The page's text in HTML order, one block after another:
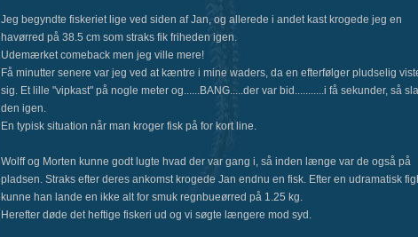
Jeg begyndte fiskeriet lige ved siden af Jan, og allerede i andet kast krogede jeg en
havørred på 38.5 cm som straks fik friheden igen.
Udemærket comeback men jeg ville mere!
Få minutter senere var jeg ved at kæntre i mine waders, da en efterfølger pludselig
sig. Et lille "vipkast" på nogle meter og......BANG.....der var bid...........i få sekunder, så
den igen.
En typisk situation når man kroger fisk på for kort line.
Wolff og Morten kunne godt lugte hvad der var gang i, så inden længe var de også på
pladsen. Straks efter deres ankomst krogede Jan endnu en fisk. Efter en udramatisk
kunne han lande en ikke alt for smuk regnbueørred på 1.25 kg.
Herefter døde det heftige fiskeri ud og vi søgte længere mod syd.